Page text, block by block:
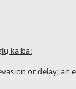
kalba:
or delay; an